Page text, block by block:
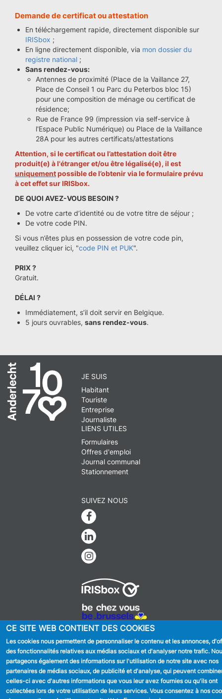
Demande de certificat ou attestation
En téléchargement rapide, directement disponible sur
IRISbox ;
En ligne directement disponible, via mon dossier du
registre national ;
Sans rendez-vous:
Antennes de proximité (Place de la Vaillance 27,
Place de Conseil 1 ou Parc du Peterbos bloc 15)
pour une composition de ménage ou certificat de
résidence;
Rue de France 99 (impression via self-service à
l'Espace Public Numérique) ou Place de la Vaillance
28A pour les autres certificats/attestations
Attention, si le certificat ou l’attestation doit être
produit(e) à l'étranger et/ou être légalisé(e), il est
uniquementpossible de l’obtenir via le formulaire prévu
à cet effet sur IRISbox.
DE QUOI AVEZ-VOUS BESOIN ?
De votre carte d’identité ou de votre titre de séjour ;
De votre code PIN.
Si vous n’êtes plus en possession de votre code pin,
veuillez cliquer ici, "code PIN et PUK".
PRIX ?
Gratuit.
DÉLAI ?
Immédiatement, s’il doit servir en Belgique.
5 jours ouvrables, sans rendez-vous.
JE SUIS
Habitant
Touriste
Entreprise
Journaliste
LIENS UTILES
Formulaires
Offres d'emploi
Journal communal
Stationnement
SUIVEZ NOUS
Facebook
Linkedin
Instagram
MENU
FOOTER
LEGAL
Déclaration de confidentialité
Déclaration d'accessibilité
Mentions légales
Charte de bonne conduite et de
modération des réseaux sociaux
© 2026 ADMINISTRATION COMMUNALE D'ANDERLECHT Place
du Conseil 1 B-1070-Bruxelles -T:+32 2 558 08 00
CE SITE WEB CONTIENT DES COOKIES
Les cookies nous permettent de personnaliser le contenu et les annonces,
des fonctionnalités relatives aux médias sociaux et d'analyser notre trafic.
partageons également des informations sur l'utilisation de notre site avec nos
partenaires de médias sociaux, de publicité et d'analyse, qui peuvent
celles-ci avec d'autres informations que vous leur avez fournies ou qu'ils ont
collectées lors de votre utilisation de leurs services. Vous consentez à nos